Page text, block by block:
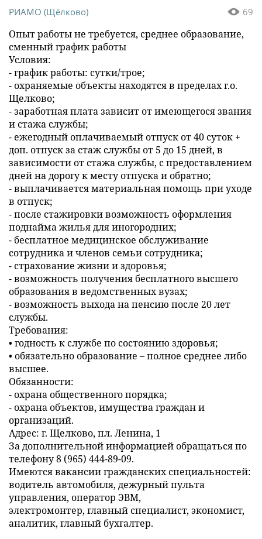
69
РИАМО (Щёлково)
Опыт работы не требуется, среднее образование,
сменный график работы
Условия:
- график работы: сутки/трое;
- охраняемые объекты находятся в пределах г.о.
Щелково;
- заработная плата зависит от имеющегося звания
и стажа службы;
- ежегодный оплачиваемый отпуск от 40 суток +
доп. отпуск за стаж службы от 5 до 15 дней, в
зависимости от стажа службы, с предоставлением
дней на дорогу к месту отпуска и обратно;
- выплачивается материальная помощь при уходе
в отпуск;
- после стажировки возможность оформления
поднайма жилья для иногородних;
- бесплатное медицинское обслуживание
сотрудника и членов семьи сотрудника;
- страхование жизни и здоровья;
- возможность получения бесплатного высшего
образования в ведомственных вузах;
- возможность выхода на пенсию после 20 лет
службы.
Требования:
• годность к службе по состоянию здоровья;
• обязательно образование – полное среднее либо
высшее.
Обязанности:
- охрана общественного порядка;
- охрана объектов, имущества граждан и
организаций.
Адрес: г. Щелково, пл. Ленина, 1
За дополнительной информацией обращаться по
телефону 8 (965) 444-89-09.
Имеются вакансии гражданских специальностей:
водитель автомобиля, дежурный пульта
управления, оператор ЭВМ,
электромонтер, главный специалист, экономист,
аналитик, главный бухгалтер.